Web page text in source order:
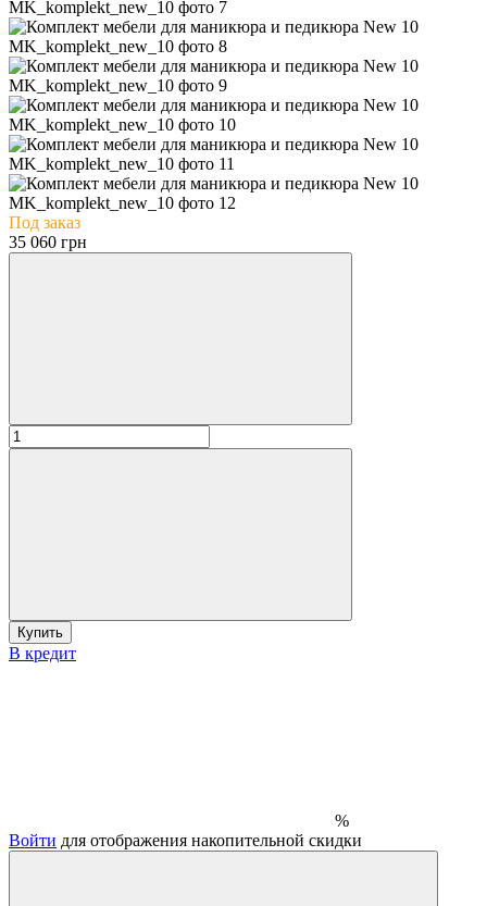
Под заказ
35 060 грн
Купить
В кредит
%
Войти для отображения накопительной скидки